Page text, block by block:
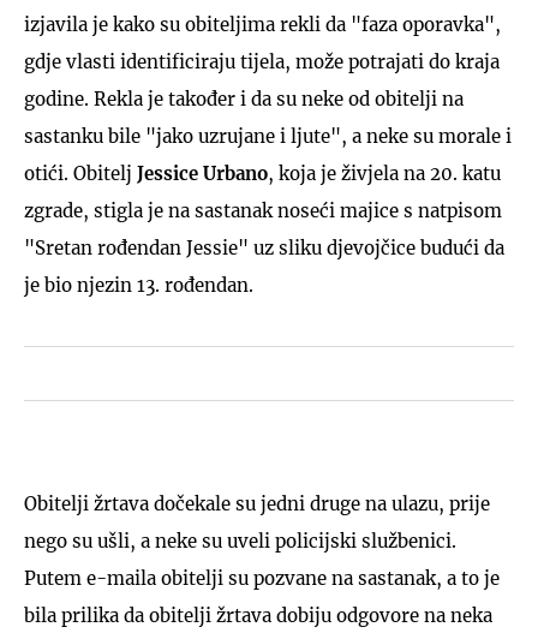
izjavila je kako su obiteljima rekli da "faza oporavka",
gdje vlasti identificiraju tijela, može potrajati do kraja
godine. Rekla je također i da su neke od obitelji na
sastanku bile "jako uzrujane i ljute", a neke su morale i
otići. Obitelj Jessice Urbano, koja je živjela na 20. katu
zgrade, stigla je na sastanak noseći majice s natpisom
"Sretan rođendan Jessie" uz sliku djevojčice budući da
je bio njezin 13. rođendan.
Obitelji žrtava dočekale su jedni druge na ulazu, prije
nego su ušli, a neke su uveli policijski službenici.
Putem e-maila obitelji su pozvane na sastanak, a to je
bila prilika da obitelji žrtava dobiju odgovore na neka